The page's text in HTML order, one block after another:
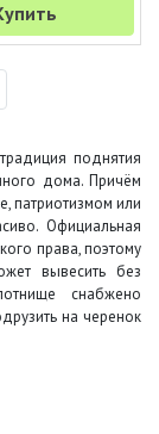
поднятия
дома. Причём
патриотизмом или
Официальная
права, поэтому
вывесить без
снабжено
на черенок